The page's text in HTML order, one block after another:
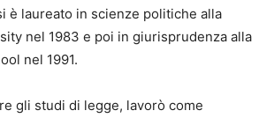
è laureato in scienze politiche alla
nel 1983 e poi in giurisprudenza alla
nel 1991.
gli studi di legge, lavorò come